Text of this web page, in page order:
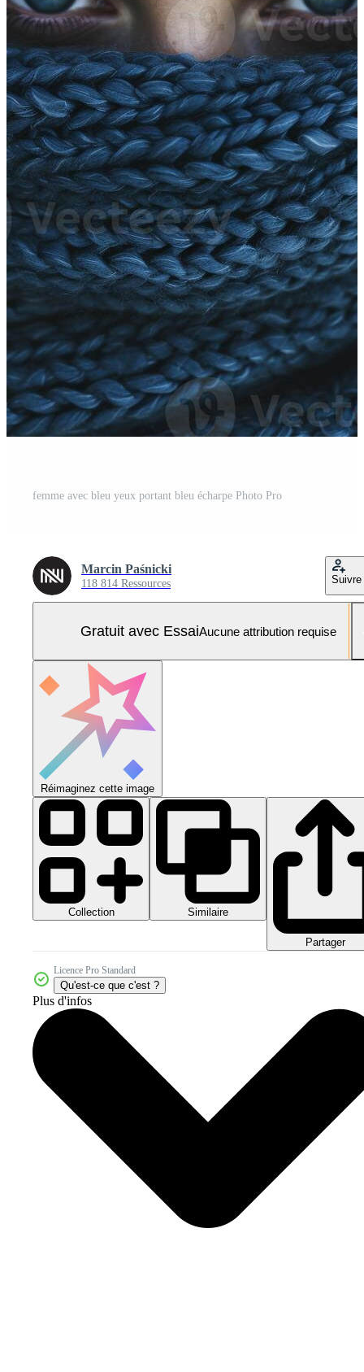
femme avec bleu yeux portant bleu écharpe Photo Pro
Marcin Paśnicki
118 814 Ressources Suivre
Gratuit avec EssaiAucune attribution requise
Réimaginez cette image
Collection Similaire
Partager
Licence Pro Standard
Qu'est-ce que c'est ?
Plus d'infos